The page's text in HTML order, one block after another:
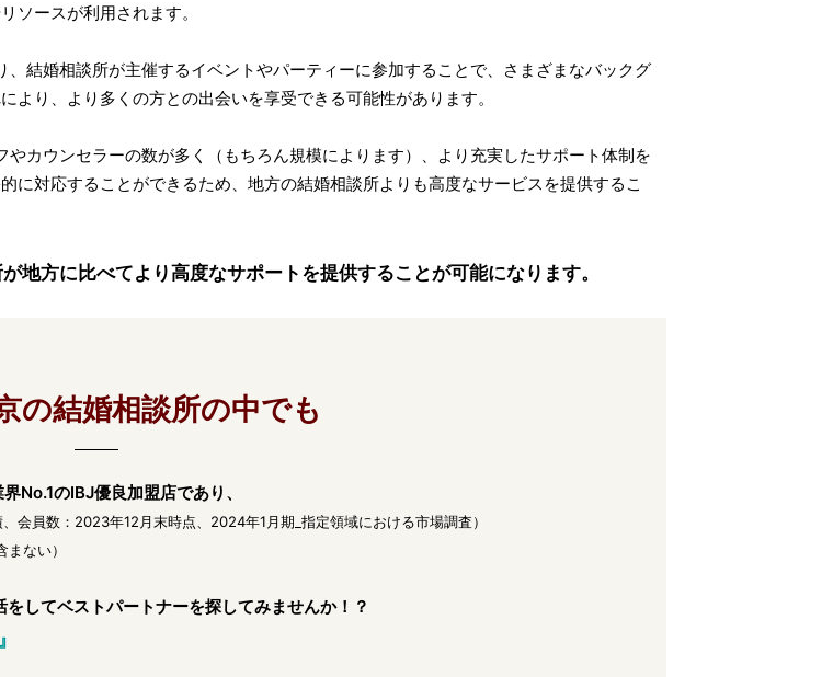
ソースが利用されます。
結婚相談所が主催するイベントやパーティーに参加することで、さまざまなバックグ
り、より多くの方との出会いを享受できる可能性があります。
カウンセラーの数が多く（もちろん規模によります）、より充実したサポート体制を
に対応することができるため、地方の結婚相談所よりも高度なサービスを提供するこ
地方に比べてより高度なサポートを提供することが可能になります。
の結婚相談所の中でも
No.1のIBJ優良加盟店であり、
員数：2023年12月末時点、2024年1月期_指定領域における市場調査）
ない）
してベストパートナーを探してみませんか！？